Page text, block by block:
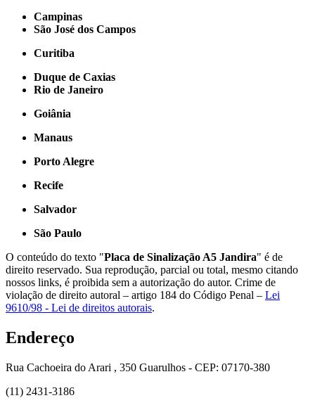
Campinas
São José dos Campos
Curitiba
Duque de Caxias
Rio de Janeiro
Goiânia
Manaus
Porto Alegre
Recife
Salvador
São Paulo
O conteúdo do texto "Placa de Sinalização A5 Jandira" é de
direito reservado. Sua reprodução, parcial ou total, mesmo citando
nossos links, é proibida sem a autorização do autor. Crime de
violação de direito autoral – artigo 184 do Código Penal – Lei
9610/98 - Lei de direitos autorais.
Endereço
Rua Cachoeira do Arari , 350 Guarulhos - CEP: 07170-380
(11) 2431-3186